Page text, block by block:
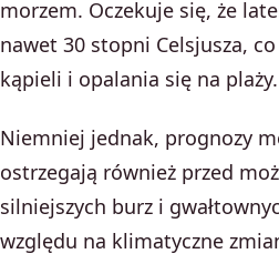
morzem. Oczekuje się, że
nawet 30 stopni Celsjusza,
kąpieli i opalania się na plaży.
Niemniej jednak, prognozy
ostrzegają również przed
silniejszych burz i
względu na klimatyczne